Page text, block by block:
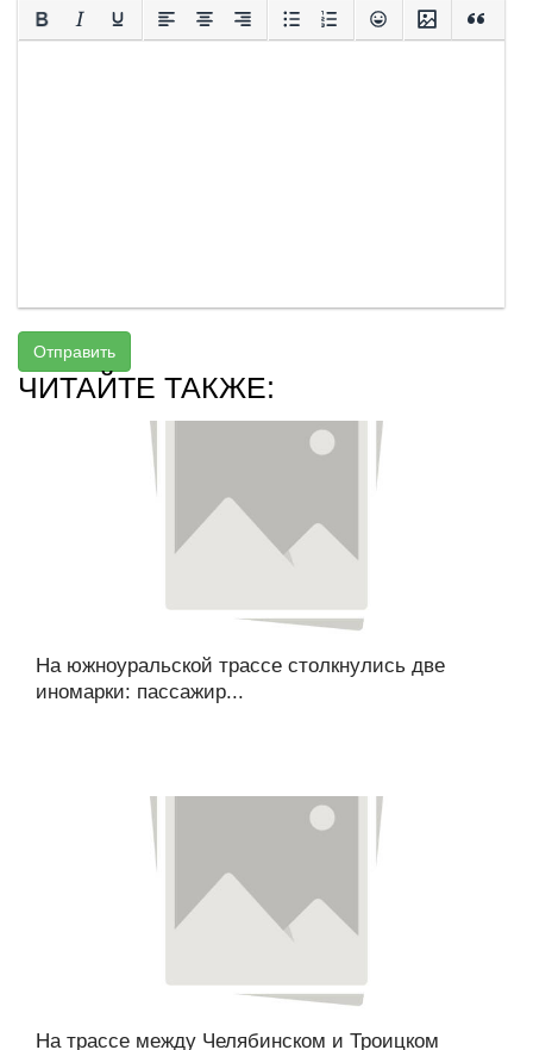
Отправить
ЧИТАЙТЕ ТАКЖЕ:
На южноуральской трассе столкнулись две
иномарки: пассажир...
На трассе между Челябинском и Троицком